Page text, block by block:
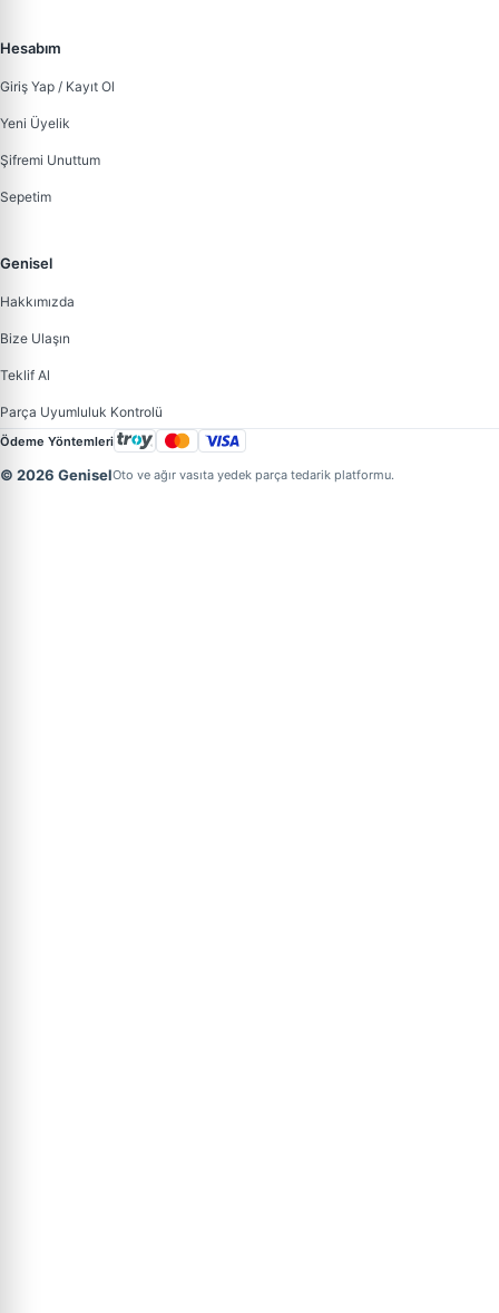
Hesabım
Giriş Yap / Kayıt Ol
Yeni Üyelik
Şifremi Unuttum
Sepetim
Genisel
Hakkımızda
Bize Ulaşın
Teklif Al
Parça Uyumluluk Kontrolü
Ödeme Yöntemleri
© 2026 GeniselOto ve ağır vasıta yedek parça tedarik platformu.